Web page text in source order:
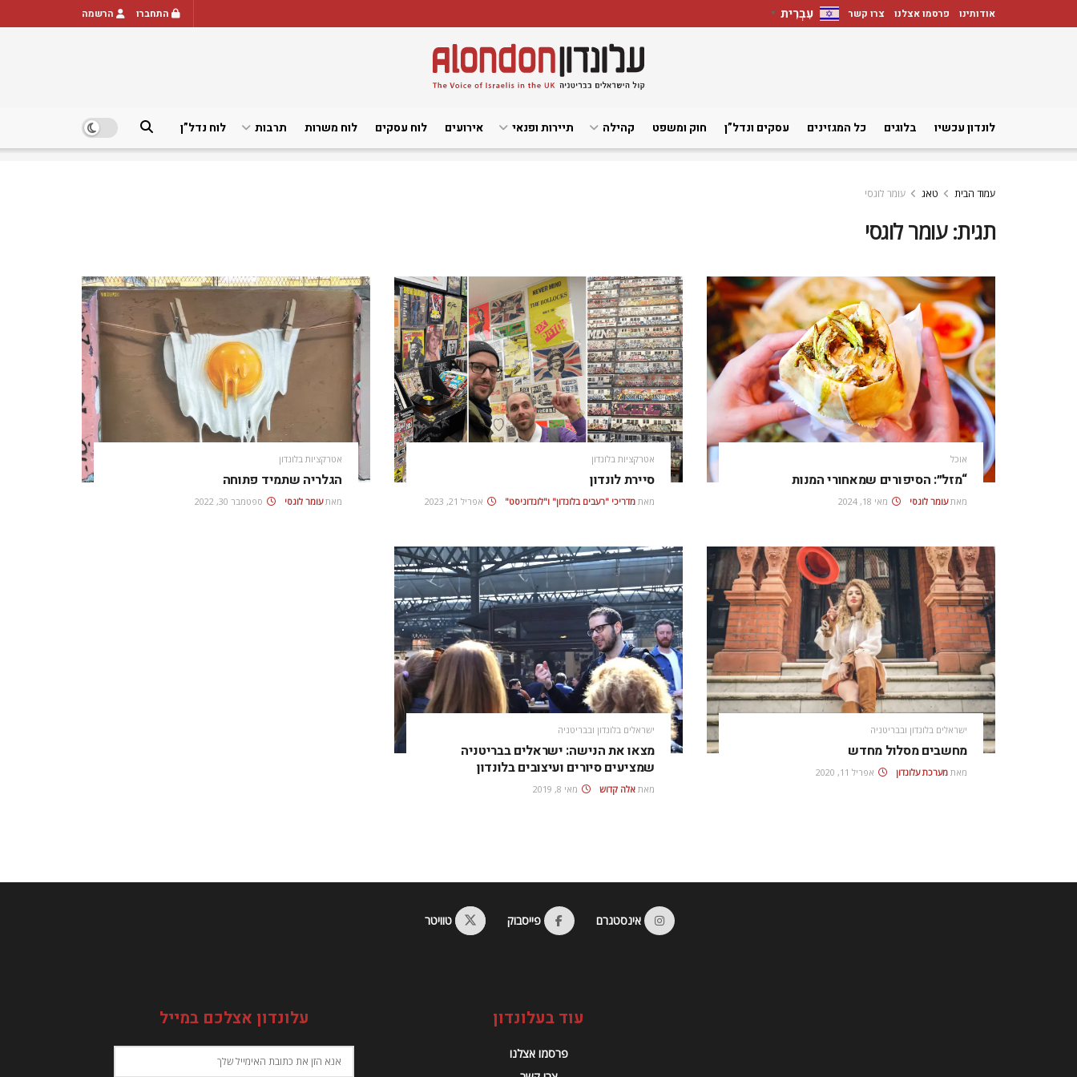
אודותינו פרסמו אצלנו צרו קשר עִבְרִית ▼ התחברו הרשמה
לונדון עכשיו בלוגים כל המגזינים עסקים ונדל”ן חוק ומשפט קהילה תיירות ופנאי אירועים לוח עסקים לוח משרות תרבות לוח נדל”ן
עמוד הבית טאג עומר לוגסי
תגית:עומר לוגסי
אוכל
“מזל״: הסיפורים שמאחורי המנות
מאת עומר לוגסי מאי 18, 2024
אטרקציות בלונדון
סיירת לונדון
מאת מדריכי "רעבים בלונדון" ו"לונדוניסט" אפריל 21, 2023
אטרקציות בלונדון
הגלריה שתמיד פתוחה
מאת עומר לוגסי ספטמבר 30, 2022
ישראלים בלונדון ובבריטניה
מחשבים מסלול מחדש
מאת מערכת עלונדון אפריל 11, 2020
ישראלים בלונדון ובבריטניה
מצאו את הנישה: ישראלים בבריטניה
שמציעים סיורים ועיצובים בלונדון
מאת אלה קדוש מאי 8, 2019
אינסטגרם פייסבוק טוויטר
עוד בעלונדון
פרסמו אצלנו
עלונדון אצלכם במייל